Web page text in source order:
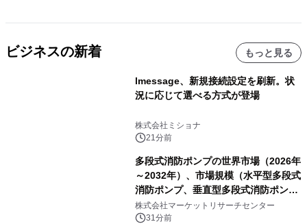
ビジネスの新着 もっと見る
lmessage、新規接続設定を刷新。状
況に応じて選べる方式が登場
株式会社ミショナ
21分前
多段式消防ポンプの世界市場（2026年
～2032年）、市場規模（水平型多段式
消防ポンプ、垂直型多段式消防ポン
プ）・分析レポートを発表
株式会社マーケットリサーチセンター
31分前